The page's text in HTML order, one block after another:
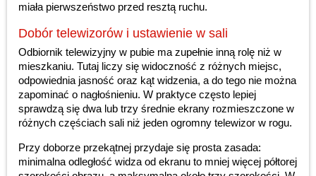
miała pierwszeństwo przed resztą ruchu.
Dobór telewizorów i ustawienie w sali
Odbiornik telewizyjny w pubie ma zupełnie inną rolę niż w
mieszkaniu. Tutaj liczy się widoczność z różnych miejsc,
odpowiednia jasność oraz kąt widzenia, a do tego nie można
zapominać o nagłośnieniu. W praktyce często lepiej
sprawdzą się dwa lub trzy średnie ekrany rozmieszczone w
różnych częściach sali niż jeden ogromny telewizor w rogu.
Przy doborze przekątnej przydaje się prosta zasada:
minimalna odległość widza od ekranu to mniej więcej półtorej